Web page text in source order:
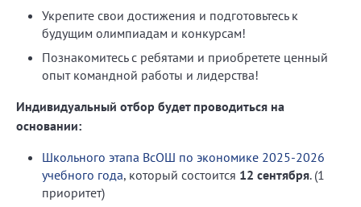
Укрепите свои достижения и подготовьтесь к
будущим олимпиадам и конкурсам!
Познакомитесь с ребятами и приобретете ценный
опыт командной работы и лидерства!
Индивидуальный отбор будет проводиться на
основании:
Школьного этапа ВсОШ по экономике 2025-2026
учебного года, который состоится 12 сентября. (1
приоритет)